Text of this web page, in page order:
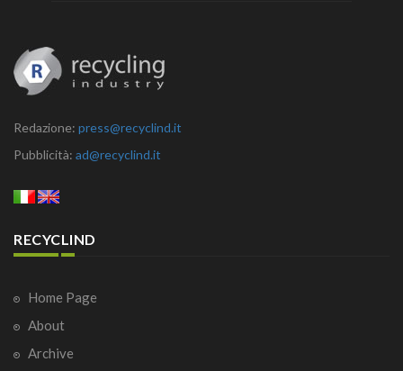
Redazione: press@recyclind.it
Pubblicità: ad@recyclind.it
RECYCLIND
Home Page
About
Archive